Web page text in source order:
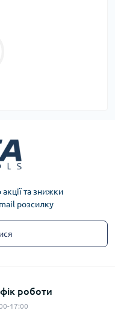
та знижки
розсилку
роботи
17:00